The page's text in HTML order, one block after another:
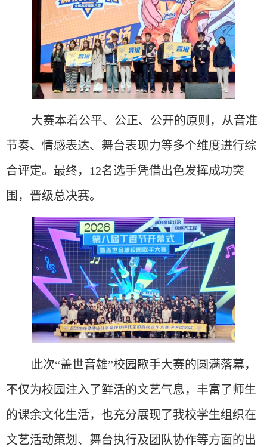
大赛本着公平、公正、公开的原则，从音准
节奏、情感表达、舞台表现力等多个维度进行综
合评定。最终， 12名选手凭借出色发挥成功突
围，晋级总决赛。
此次“盖世音雄”校园歌手大赛的圆满落幕，
不仅为校园注入了鲜活的文艺气息，丰富了师生
的课余文化生活，也充分展现了我校学生组织在
文艺活动策划、舞台执行及团队协作等方面的出